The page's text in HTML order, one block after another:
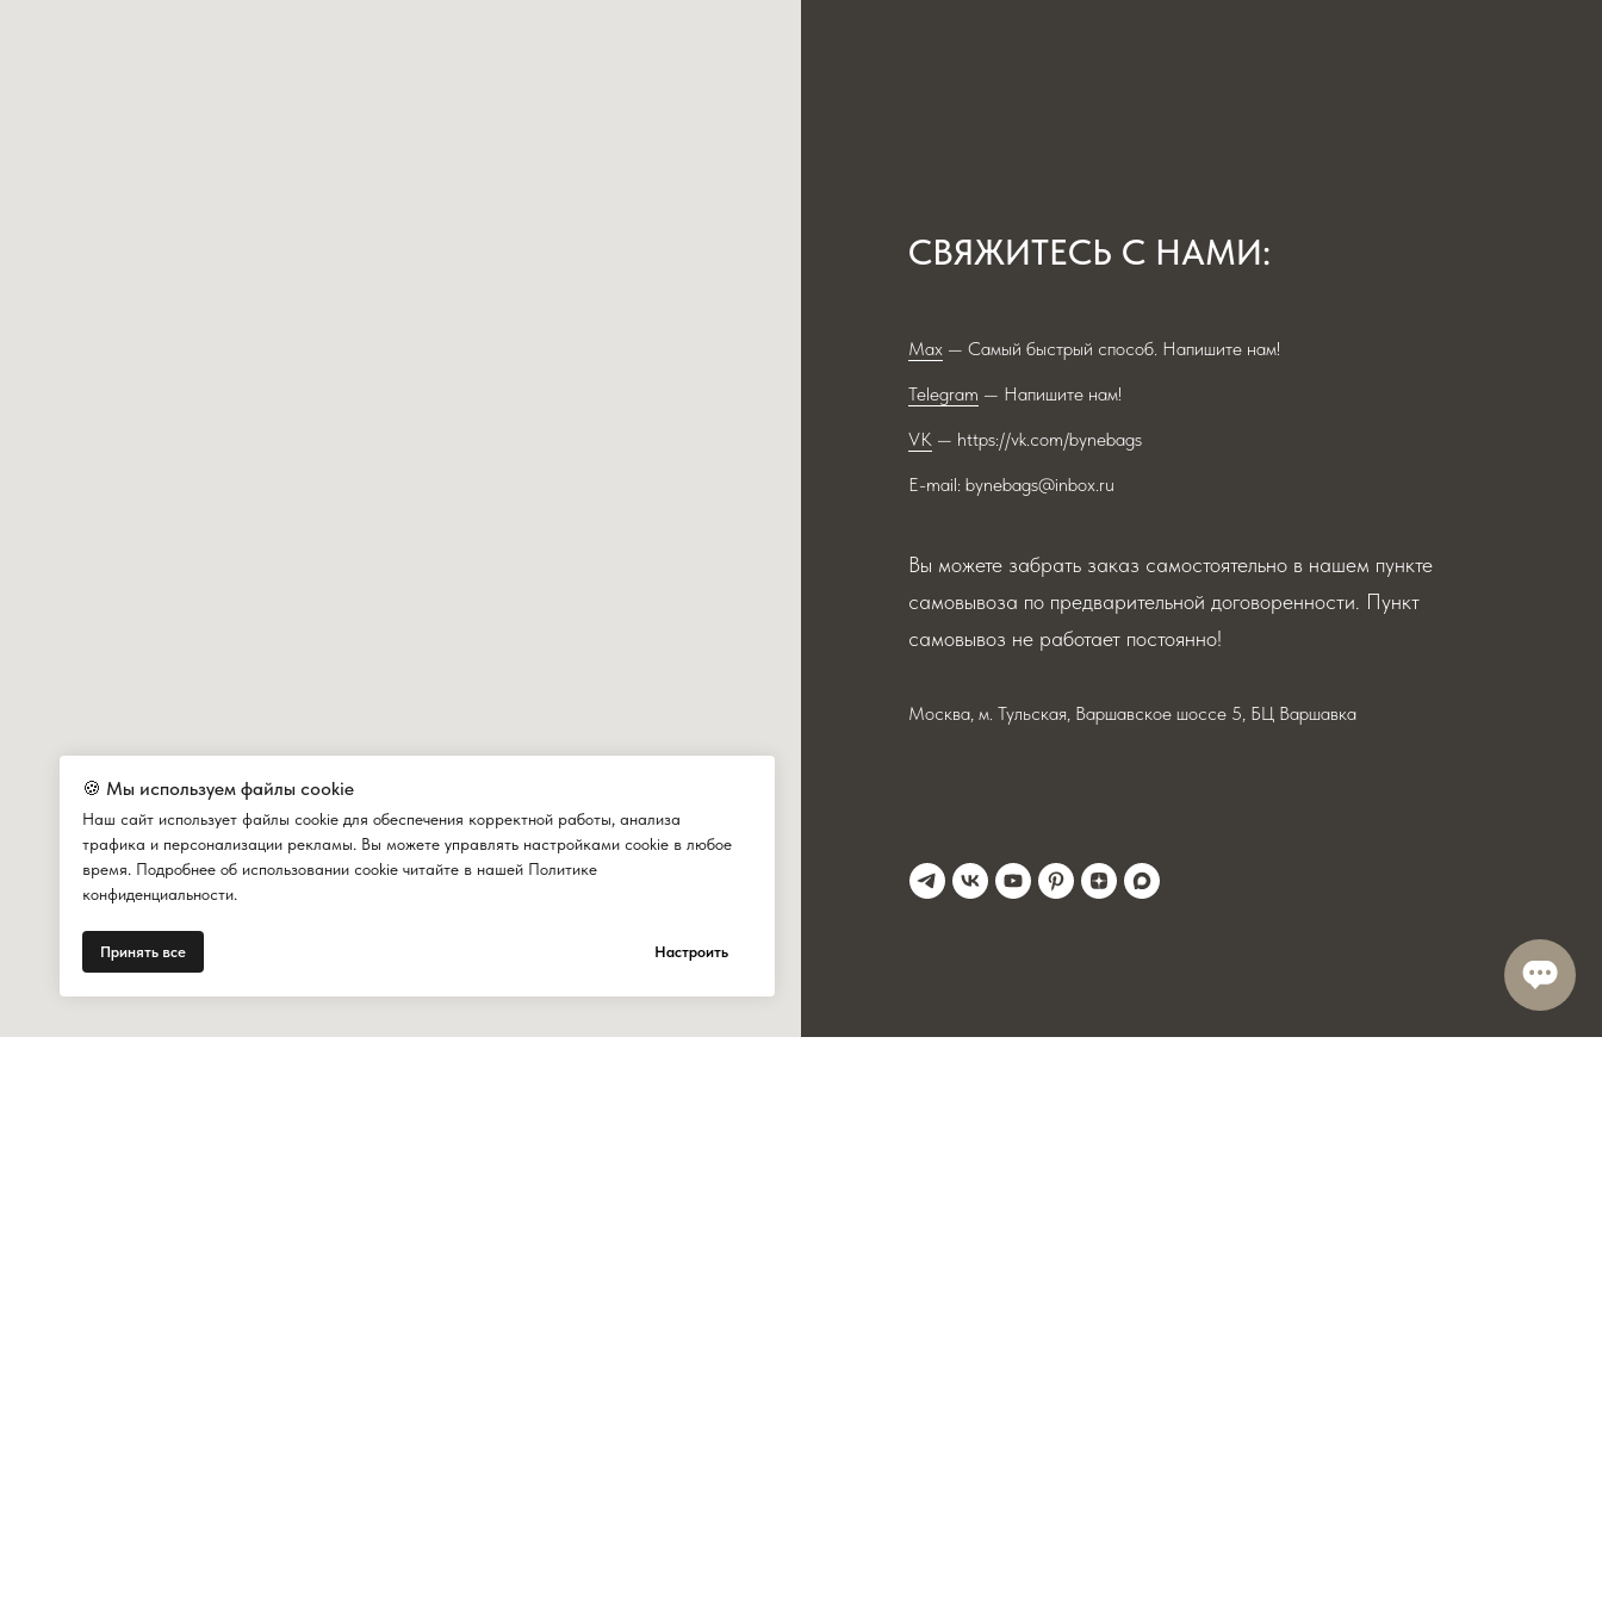
🍪 Мы используем файлы cookie
Наш сайт использует файлы cookie для обеспечения корректной работы, анализа
трафика и персонализации рекламы. Вы можете управлять настройками cookie в любое
время. Подробнее об использовании cookie читайте в нашей Политике
конфиденциальности.
Принять все Настроить
СВЯЖИТЕСЬ С НАМИ:
Max — Самый быстрый способ. Напишите нам!
Telegram — Напишите нам!
VK — https://vk.com/bynebags
E-mail: bynebags@inbox.ru
Вы можете забрать заказ самостоятельно в нашем пункте
самовывоза по предварительной договоренности. Пункт
самовывоз не работает постоянно!
Москва, м. Тульская, Варшавское шоссе 5, БЦ Варшавка